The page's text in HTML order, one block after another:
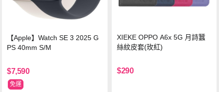
【Apple】Watch SE 3 2025 G
PS 40mm S/M
$7,590
免運
XIEKE OPPO A6x 5G 月詩蠶
絲紋皮套(玫紅)
$290